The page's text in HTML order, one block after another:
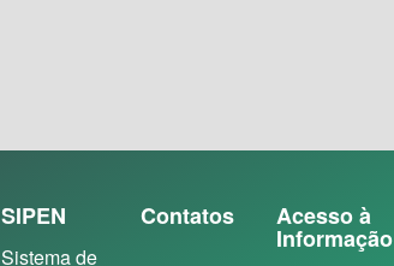
SIPEN
Sistema de
Contatos Acesso à
Informação